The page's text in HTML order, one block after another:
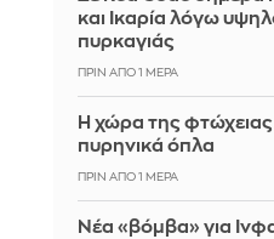
και Ικαρία λόγω
πυρκαγιάς
ΠΡΙΝ ΑΠΌ 1 ΜΈΡΑ
Η χώρα της
πυρηνικά όπλα
ΠΡΙΝ ΑΠΌ 1 ΜΈΡΑ
Νέα «βόμβα» για